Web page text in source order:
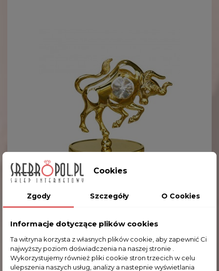
Złota Figurka Znak Zodiaku BYK Z
79,00 zł
Cookies
Zgody Szczegóły O Cookies
Informacje dotyczące plików cookies
Ta witryna korzysta z własnych plików cookie, aby zapewnić Ci
najwyższy poziom doświadczenia na naszej stronie .
Wykorzystujemy również pliki cookie stron trzecich w celu
ulepszenia naszych usług, analizy a nastepnie wyświetlania